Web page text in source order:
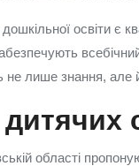
освіти є
не лише знання, але
області